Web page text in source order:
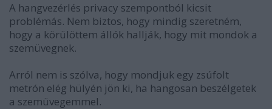
A hangvezérlés privacy szempontból kicsit
problémás. Nem biztos, hogy mindig szeretném,
hogy a körülöttem állók hallják, hogy mit mondok a
szemüvegnek.
Arról nem is szólva, hogy mondjuk egy zsúfolt
metrón elég hülyén jön ki, ha hangosan beszélgetek
a szemüvegemmel.